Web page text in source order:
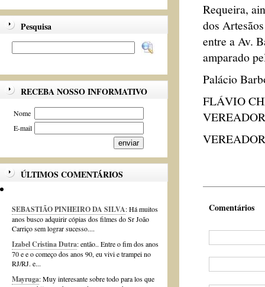
Pesquisa
RECEBA NOSSO INFORMATIVO
Nome
E-mail
ÚLTIMOS COMENTÁRIOS
SEBASTIÃO PINHEIRO DA SILVA: Há muitos
anos busco adquirir cópias dos filmes do Sr João
Carriço sem lograr sucesso....
Izabel Cristina Dutra: então.. Entre o fim dos anos
70 e e o começo dos anos 90, eu vivi e trampei no
RJ/RJ. e...
Mayruga: Muy interesante sobre todo para los que
Requeira,
dos
entre a Av.
amparado
Palácio
FLÁVIO
VEREADOR
Comentários